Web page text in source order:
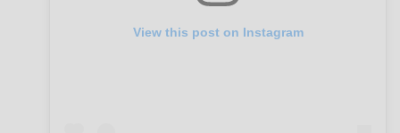
View this post on Instagram